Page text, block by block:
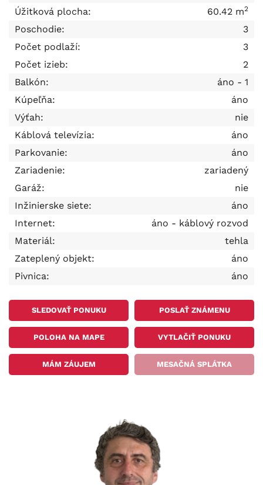
Úžitková plocha: 60.42 m2
Poschodie:
3
Počet podlaží:
3
Počet izieb:
2
Balkón:
áno - 1
Kúpeľňa:
áno
Výťah:
nie
Káblová televízia:
áno
Parkovanie:
áno
Zariadenie:
zariadený
Garáž:
nie
Inžinierske siete:
áno
Internet:
áno - káblový rozvod
Materiál:
tehla
Zateplený objekt:
áno
Pivnica:
áno
SLEDOVAŤ PONUKU POSLAŤ ZNÁMENU
POLOHA NA MAPE VYTLAČIŤ PONUKU
MÁM ZÁUJEM MESAČNÁ SPLÁTKA